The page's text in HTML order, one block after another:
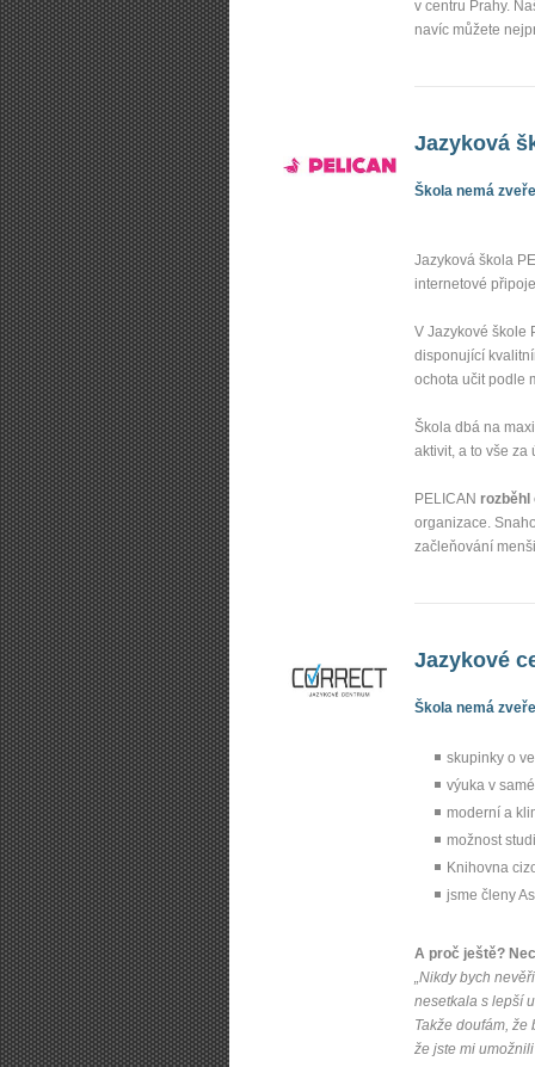
v centru Prahy.
navíc můžete
Jazyková
Škola nemá
Jazyková škola
internetové
V Jazykové škole
disponující
ochota učit podle
Škola dbá na
aktivit, a to vše za
PELICAN
organizace.
začleňování
Jazykové
Škola nemá
skupinky o
výuka v
moderní a
možnost
Knihovna
jsme členy
A proč ještě?
„Nikdy bych
nesetkala s lepší
Takže doufám,
že jste mi